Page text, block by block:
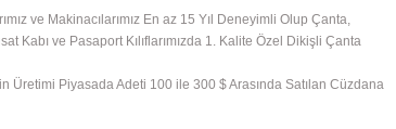
ve Makinacılarımız En az 15 Yıl Deneyimli Olup Çanta,
Kabı ve Pasaport Kılıflarımızda 1. Kalite Özel Dikişli Çanta
Üretimi Piyasada Adeti 100 ile 300 $ Arasında Satılan Cüzdana